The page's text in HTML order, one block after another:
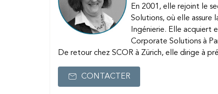
En 2001, elle rejoint le
Solutions, où elle
Ingénierie. Elle acquiert
Corporate Solutions à
De retour chez SCOR à Zürich, elle dirige à
CONTACTER